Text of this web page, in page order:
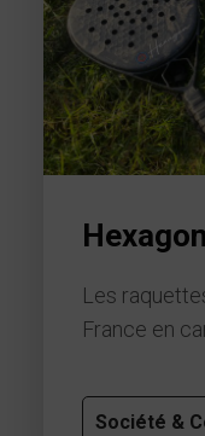
Les
France en
Société &